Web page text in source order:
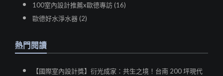
100室內設計推薦x歐德專訪 (16)
歐德好水淨水器 (2)
熱門閱讀
【國際室內設計獎】衍光成家：共生之境！台南 200 坪現代